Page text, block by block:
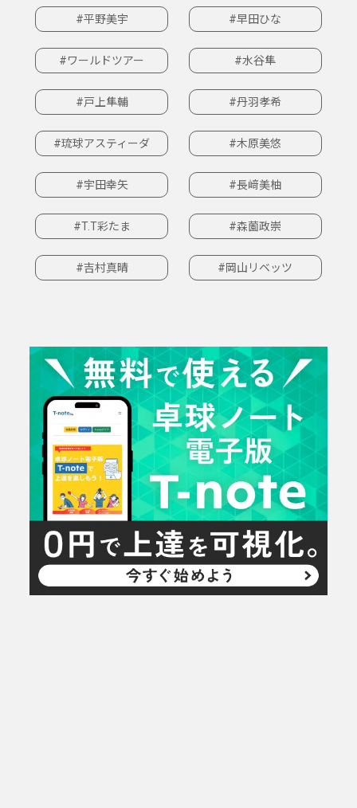
#平野美宇 #早田ひな
#ワールドツアー #水谷隼
#戸上隼輔 #丹羽孝希
#琉球アスティーダ #木原美悠
#宇田幸矢 #長﨑美柚
#T.T彩たま #森薗政崇
#吉村真晴 #岡山リベッツ